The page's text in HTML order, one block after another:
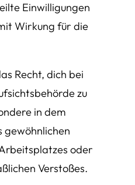
Einwilligungen
Wirkung für die
Recht, dich bei
zu
in dem
oder
Verstoßes.